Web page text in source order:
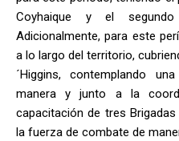
Coyhaique y el
Adicionalmente, para este
a lo largo del territorio,
´Higgins, contemplando
manera y junto a la
capacitación de tres
la fuerza de combate de